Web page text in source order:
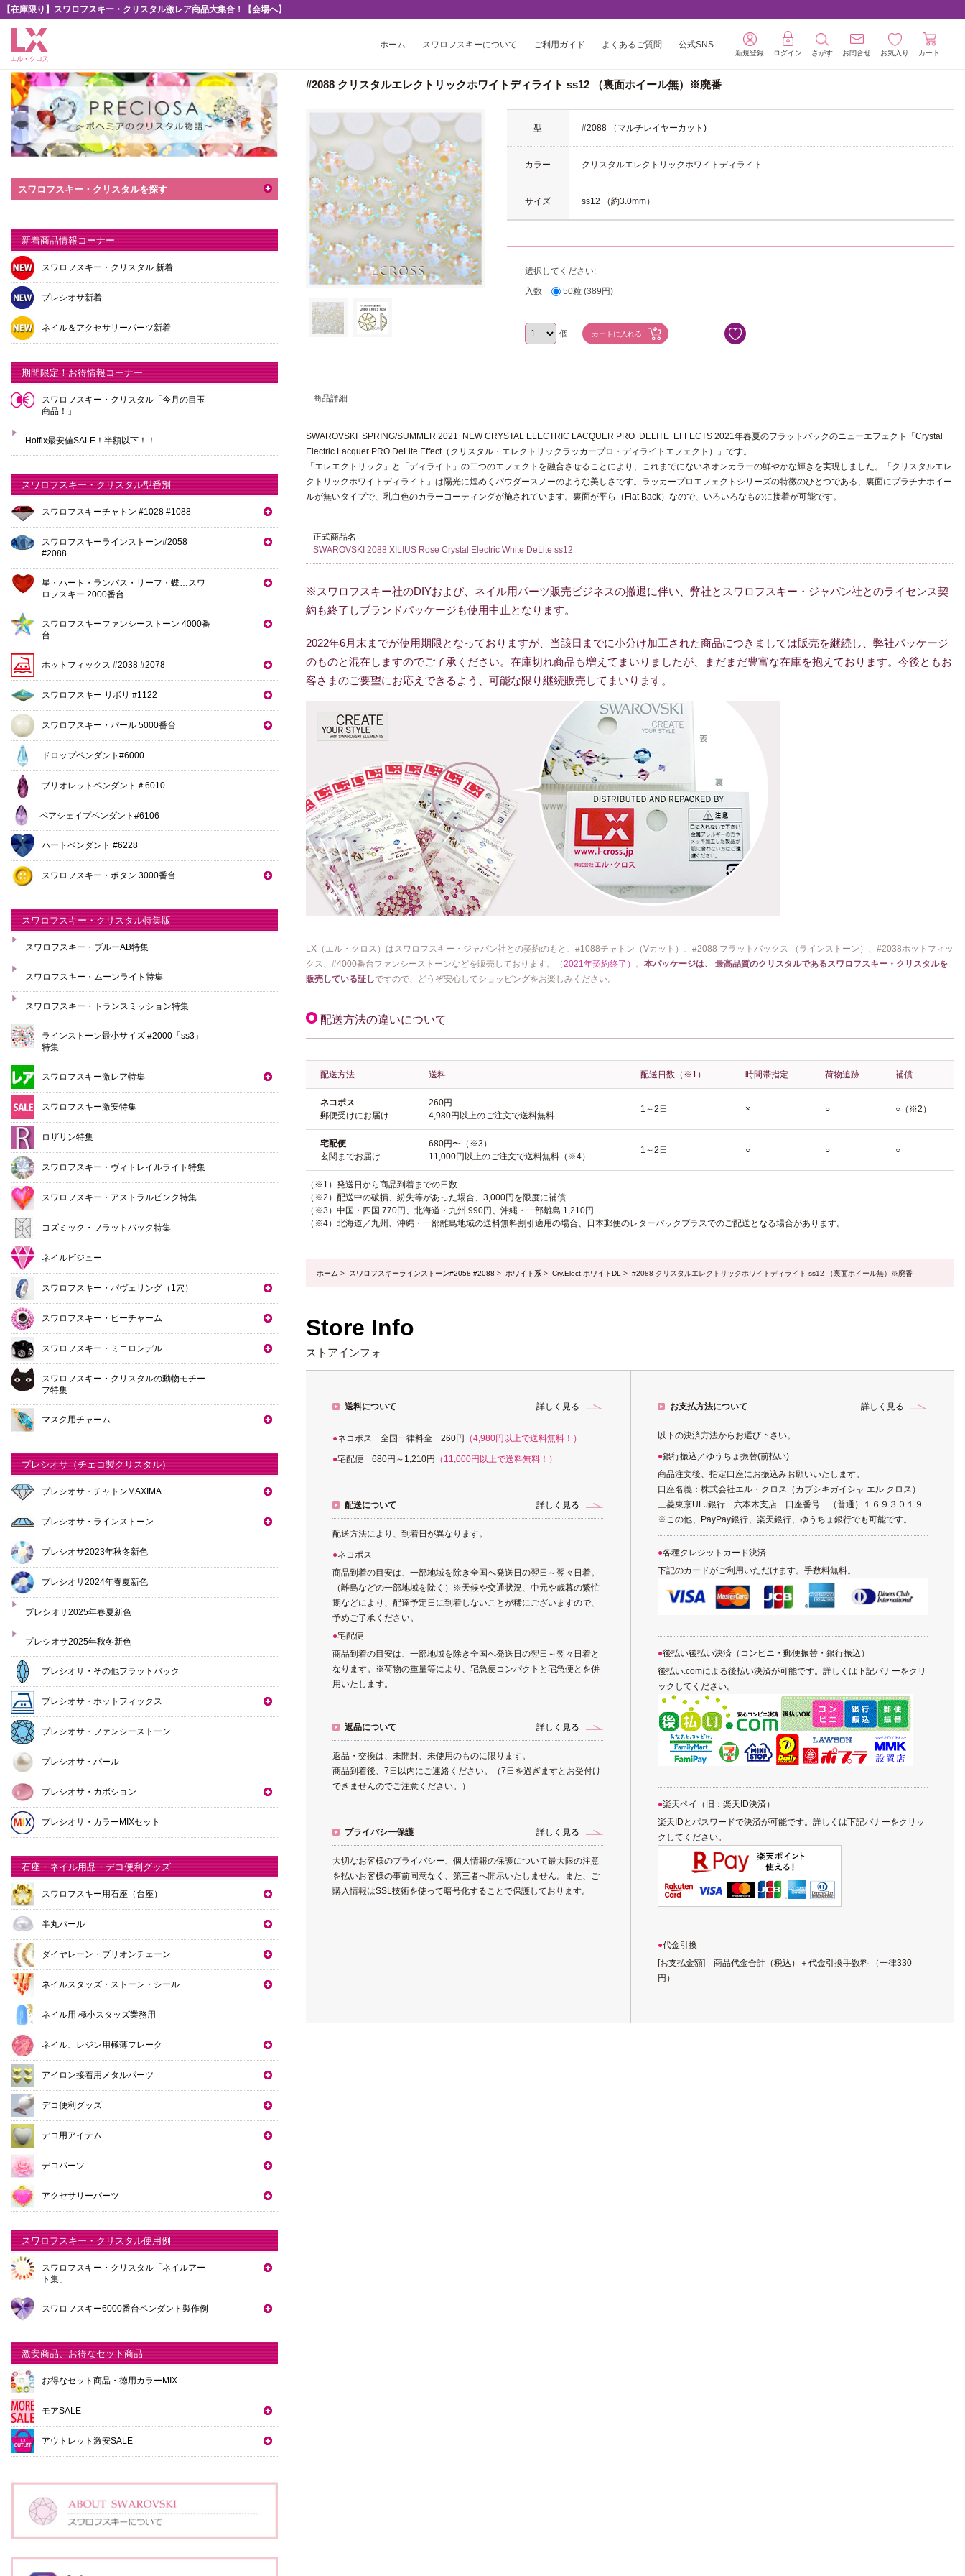
【在庫限り】スワロフスキー・クリスタル激レア商品大集合！【会場へ】
新規登録 ログイン さがす お問合せ お気入り カート
ホーム スワロフスキーについて ご利用ガイド よくあるご質問 公式SNS
#2088 クリスタルエレクトリックホワイトディライト ss12 （裏面ホイール無）※廃番
型 #2088 （マルチレイヤーカット)
カラー クリスタルエレクトリックホワイトディライト
サイズ ss12 （約3.0mm）
選択してください:
入数
50粒 (389円)
個
商品詳細
SWAROVSKI SPRING/SUMMER 2021 NEW CRYSTAL ELECTRIC LACQUER PRO DELITE EFFECTS 2021年春夏のフラットバックのニューエフェクト「Crystal
Electric Lacquer PRO DeLite Effect（クリスタル・エレクトリックラッカープロ・ディライトエフェクト）」です。
「エレエクトリック」と「ディライト」の二つのエフェクトを融合させることにより、これまでにないネオンカラーの鮮やかな輝きを実現しました。「クリスタルエレ
クトリックホワイトディライト」は陽光に煌めくパウダースノーのような美しさです。 ラッカープロエフェクトシリーズの特徴のひとつである、裏面にプラチナホイー
ルが無いタイプで、乳白色のカラーコーティングが施されています。裏面が平ら（Flat Back）なので、いろいろなものに接着が可能です。
正式商品名
SWAROVSKI 2088 XILIUS Rose Crystal Electric White DeLite ss12
※スワロフスキー社のDIYおよび、ネイル用パーツ販売ビジネスの撤退に伴い、弊社とスワロフスキー・ジャパン社とのライセンス契
約も終了しブランドパッケージも使用中止となります。
2022年6月末までが使用期限となっておりますが、当該日までに小分け加工された商品につきましては販売を継続し、弊社パッケージ
のものと混在しますのでご了承ください。在庫切れ商品も増えてまいりましたが、まだまだ豊富な在庫を抱えております。今後ともお
客さまのご要望にお応えできるよう、可能な限り継続販売してまいります。
LX（エル・クロス）はスワロフスキー・ジャパン社との契約のもと、#1088チャトン（Vカット）、#2088 フラットバックス （ラインストーン）、#2038ホットフィッ
クス、#4000番台ファンシーストーンなどを販売しております。（2021年契約終了） 。本パッケージは、 最高品質のクリスタルであるスワロフスキー・クリスタルを
販売している証しですので、どうぞ安心してショッピングをお楽しみください。
配送方法の違いについて
配送方法 送料 配送日数（※1） 時間帯指定 荷物追跡 補償
ネコポス
郵便受けにお届け
260円
4,980円以上のご注文で送料無料
1～2日 × ○ ○（※2）
宅配便
玄関までお届け
680円〜（※3）
11,000円以上のご注文で送料無料（※4）
1～2日 ○ ○ ○
（※1）発送日から商品到着までの日数
（※2）配送中の破損、紛失等があった場合、3,000円を限度に補償
（※3）中国・四国 770円、北海道・九州 990円、沖縄・一部離島 1,210円
（※4）北海道／九州、沖縄・一部離島地域の送料無料割引適用の場合、日本郵便のレターパックプラスでのご配送となる場合があります。
ホーム > スワロフスキーラインストーン#2058 #2088 > ホワイト系 >Cry.Elect.ホワイトDL > #2088 クリスタルエレクトリックホワイトディライト ss12 （裏面ホイール無）※廃番
Store Info
ストアインフォ
送料について 詳しく見る
ネコポス 全国一律料金 260円 （4,980円以上で送料無料！）
宅配便 680円～1,210円 （11,000円以上で送料無料！）
配送について 詳しく見る
配送方法により、到着日が異なります。
ネコポス
商品到着の目安は、一部地域を除き全国へ発送日の翌日～翌々日着。
（離島などの一部地域を除く）※天候や交通状況、中元や歳暮の繁忙
期などにより、配達予定日に到着しないことが稀にございますので、
予めご了承ください。
宅配便
商品到着の目安は、一部地域を除き全国へ発送日の翌日～翌々日着と
なります。※荷物の重量等により、宅急便コンパクトと宅急便とを併
用いたします。
返品について 詳しく見る
返品・交換は、未開封、未使用のものに限ります。
商品到着後、7日以内にご連絡ください。（7日を過ぎますとお受付け
できませんのでご注意ください。）
プライバシー保護 詳しく見る
大切なお客様のプライバシー、個人情報の保護について最大限の注意
を払いお客様の事前同意なく、第三者へ開示いたしません。また、ご
購入情報はSSL技術を使って暗号化することで保護しております。
お支払方法について 詳しく見る
以下の決済方法からお選び下さい。
銀行振込／ゆうちょ振替(前払い)
商品注文後、指定口座にお振込みお願いいたします。
口座名義：株式会社エル・クロス（カブシキガイシャ エル クロス）
三菱東京UFJ銀行 六本木支店 口座番号 （普通）１６９３０１９
※この他、PayPay銀行、楽天銀行、ゆうちょ銀行でも可能です。
各種クレジットカード決済
下記のカードがご利用いただけます。手数料無料。
後払い後払い決済（コンビニ・郵便振替・銀行振込）
後払い.comによる後払い決済が可能です。詳しくは下記バナーをクリ
ックしてください。
楽天ペイ（旧：楽天ID決済）
楽天IDとパスワードで決済が可能です。詳しくは下記バナーをクリッ
クしてください。
代金引換
[お支払金額] 商品代金合計（税込）＋代金引換手数料 （一律330
円）
スワロフスキー・クリスタルを探す
新着商品情報コーナー
スワロフスキー・クリスタル 新着
プレシオサ新着
ネイル＆アクセサリーパーツ新着
期間限定！お得情報コーナー
スワロフスキー・クリスタル「今月の目玉
商品！」
Hotfix最安値SALE！半額以下！！
スワロフスキー・クリスタル型番別
スワロフスキーチャトン #1028 #1088
スワロフスキーラインストーン#2058
#2088
星・ハート・ランバス・リーフ・蝶…スワ
ロフスキー 2000番台
スワロフスキーファンシーストーン 4000番
台
ホットフィックス #2038 #2078
スワロフスキー リボリ #1122
スワロフスキー・パール 5000番台
ドロップペンダント#6000
ブリオレットペンダント＃6010
ペアシェイプペンダント#6106
ハートペンダント #6228
スワロフスキー・ボタン 3000番台
スワロフスキー・クリスタル特集版
スワロフスキー・ブルーAB特集
スワロフスキー・ムーンライト特集
スワロフスキー・トランスミッション特集
ラインストーン最小サイズ #2000「ss3」
特集
スワロフスキー激レア特集
スワロフスキー激安特集
ロザリン特集
スワロフスキー・ヴィトレイルライト特集
スワロフスキー・アストラルピンク特集
コズミック・フラットバック特集
ネイルビジュー
スワロフスキー・パヴェリング（1穴）
スワロフスキー・ビーチャーム
スワロフスキー・ミニロンデル
スワロフスキー・クリスタルの動物モチー
フ特集
マスク用チャーム
プレシオサ（チェコ製クリスタル）
プレシオサ・チャトンMAXIMA
プレシオサ・ラインストーン
プレシオサ2023年秋冬新色
プレシオサ2024年春夏新色
プレシオサ2025年春夏新色
プレシオサ2025年秋冬新色
プレシオサ・その他フラットバック
プレシオサ・ホットフィックス
プレシオサ・ファンシーストーン
プレシオサ・パール
プレシオサ・カボション
プレシオサ・カラーMIXセット
石座・ネイル用品・デコ便利グッズ
スワロフスキー用石座（台座）
半丸パール
ダイヤレーン・ブリオンチェーン
ネイルスタッズ・ストーン・シール
ネイル用 極小スタッズ業務用
ネイル、レジン用極薄フレーク
アイロン接着用メタルパーツ
デコ便利グッズ
デコ用アイテム
デコパーツ
アクセサリーパーツ
スワロフスキー・クリスタル使用例
スワロフスキー・クリスタル「ネイルアー
ト集」
スワロフスキー6000番台ペンダント製作例
激安商品、お得なセット商品
お得なセット商品・徳用カラーMIX
モアSALE
アウトレット激安SALE